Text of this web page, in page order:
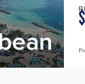
$